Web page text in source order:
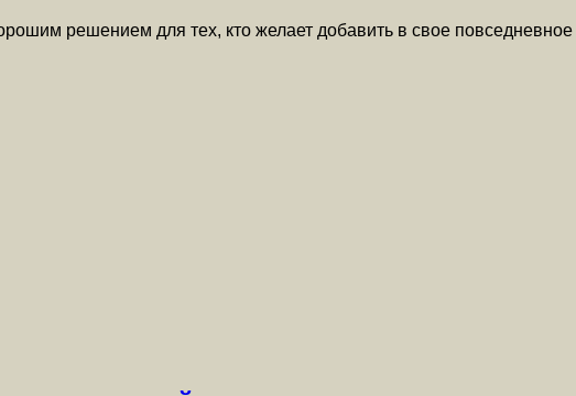
решением для тех, кто желает добавить в свое